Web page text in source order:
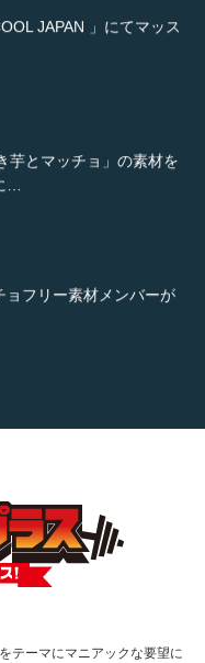
JAPAN 」にてマッス
芋とマッチョ」の素材を
…
ョフリー素材メンバーが
るおび」にてマッスルプ
組「ONE MORNING」
テーマにマニアックな要望に